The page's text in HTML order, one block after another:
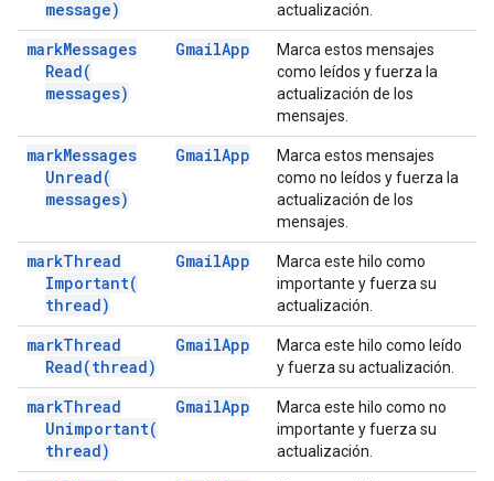
message) actualización.
markMessages
Read(
messages)
GmailApp
Marca estos mensajes
como leídos y fuerza la
actualización de los
mensajes.
markMessages
Unread(
messages)
GmailApp
Marca estos mensajes
como no leídos y fuerza la
actualización de los
mensajes.
markThread
Important(
thread)
GmailApp
Marca este hilo como
importante y fuerza su
actualización.
markThread
Read(thread)
GmailApp
Marca este hilo como leído
y fuerza su actualización.
markThread
Unimportant(
thread)
GmailApp
Marca este hilo como no
importante y fuerza su
actualización.